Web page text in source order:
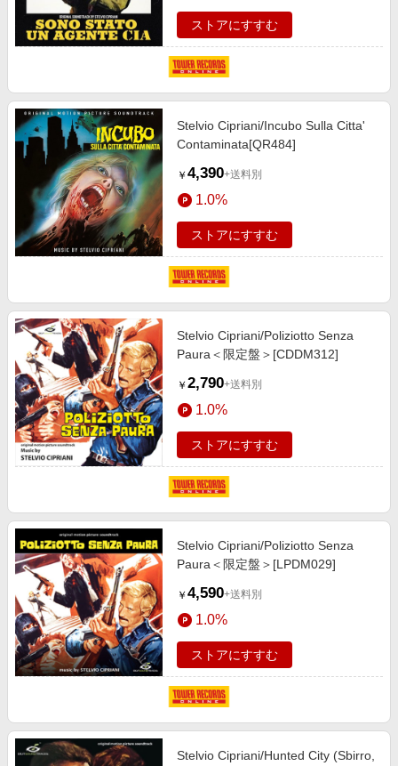
ストアにすすむ
Stelvio Cipriani/Incubo Sulla Citta'
Contaminata[QR484]
￥ 4,390+送料別
1.0%
ストアにすすむ
Stelvio Cipriani/Poliziotto Senza
Paura＜限定盤＞[CDDM312]
￥ 2,790+送料別
1.0%
ストアにすすむ
Stelvio Cipriani/Poliziotto Senza
Paura＜限定盤＞[LPDM029]
￥ 4,590+送料別
1.0%
ストアにすすむ
Stelvio Cipriani/Hunted City (Sbirro,